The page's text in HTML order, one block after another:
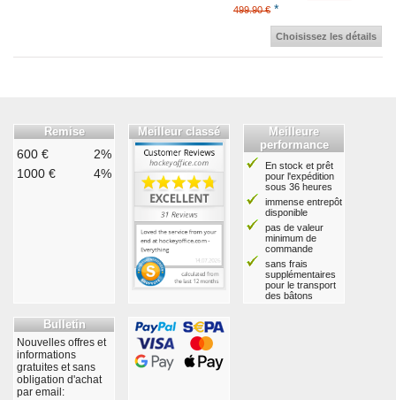
499.90 € *
Choisissez les détails
Remise
600 €
2%
1000 €
4%
Meilleur classé
Meilleure
performance
En stock et prêt
pour l'expédition
sous 36 heures
immense entrepôt
disponible
pas de valeur
minimum de
commande
sans frais
supplémentaires
pour le transport
des bâtons
Bulletin
Nouvelles offres et
informations
gratuites et sans
obligation d'achat
par email: